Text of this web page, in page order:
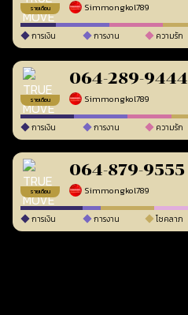
รายเดือน Simmongkol789
การเงิน การงาน ความรัก
รายเดือน
064-289-9444
Simmongkol789
การเงิน การงาน ความรัก
รายเดือน
064-879-9555
Simmongkol789
การเงิน การงาน โชคลาภ